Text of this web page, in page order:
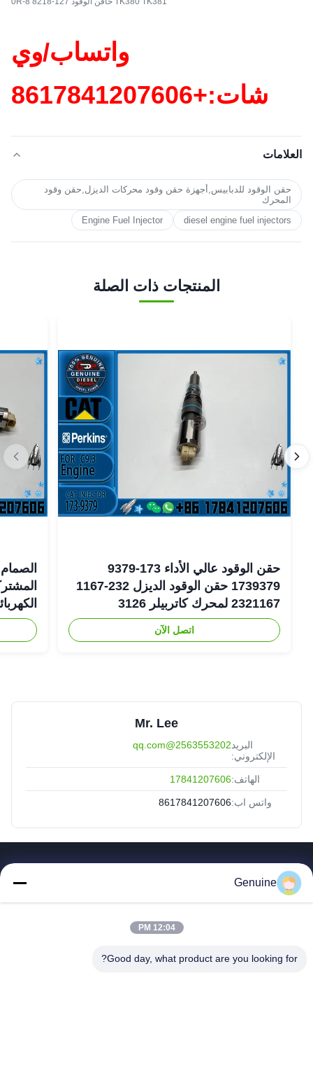
واتساب/وي
شات:+8617841207606
العلامات
حقن الوقود للدبابيس,أجهزة حقن وقود محركات الديزل,حقن وقود
المحرك
diesel engine fuel injectors
Engine Fuel Injector
المنتجات ذات الصلة
حقن الوقود عالي الأداء 173-9379
1739379 حقن الوقود الديزل 232-1167
2321167 لمحرك كاتربيلر 3126
اتصل الآن
Mr. Lee
البريد
الإلكتروني:
2563553202@qq.com
الهاتف:17841207606
واتس اب:8617841207606
حول بنا
ضبط الجودة
Genuine
12:04 PM
Good day, what product are you looking for?